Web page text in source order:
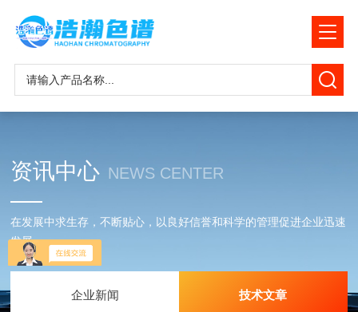
资讯中心 NEWS CENTER
在发展中求生存，不断贴心，以良好信誉和科学的管理促进企业迅速
发展
企业新闻 技术文章